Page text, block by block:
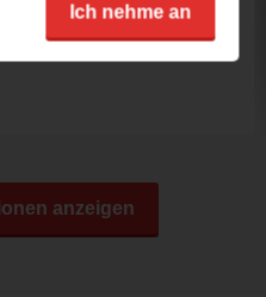
überraschend und
berührt! Das
anzeigen
Ich nehme an